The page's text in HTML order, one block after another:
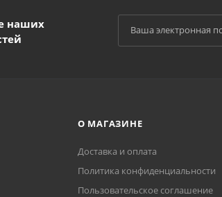
наших
О МАГАЗИНЕ
Доставка и оплата
Политика конфиденциальности
Пользовательское соглашение